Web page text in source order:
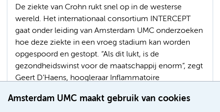
Amsterdam UMC maakt gebruik van cookies
De ziekte van Crohn rukt snel op in de westerse
wereld. Het internationaal consortium INTERCEPT
gaat onder leiding van Amsterdam UMC onderzoeken
hoe deze ziekte in een vroeg stadium kan worden
opgespoord en gestopt. “Als dit lukt, is de
gezondheidswinst voor de maatschappij enorm”, zegt
Geert D’Haens, hoogleraar Inflammatoire
leverziekten van Amsterdam UMC. Het consortium